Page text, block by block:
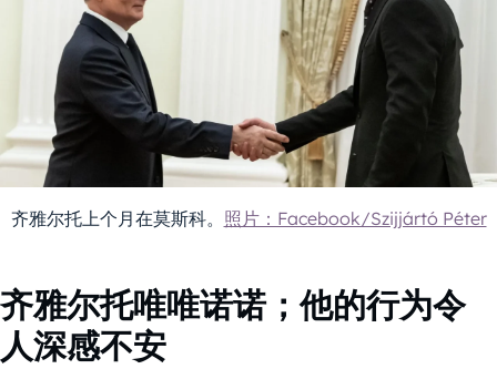
齐雅尔托上个月在莫斯科。 照片：Facebook/Szijjártó Péter
齐雅尔托唯唯诺诺；他的行为令
人深感不安